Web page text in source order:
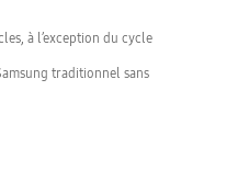
à l’exception du cycle
traditionnel sans